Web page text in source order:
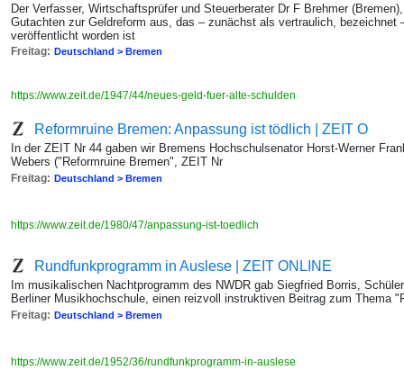
Der Verfasser, Wirtschaftsprüfer und Steuerberater Dr F Brehmer
Gutachten zur Geldreform aus, das – zunächst als vertraulich, bezeichnet
veröffentlicht worden ist
Freitag: Deutschland > Bremen
https://www.zeit.de/1947/44/neues-geld-fuer-alte-schulden
Reformruine Bremen: Anpassung ist tödlich | ZEIT O
In der ZEIT Nr 44 gaben wir Bremens Hochschulsenator Horst-Werner
Webers ("Reformruine Bremen", ZEIT Nr
Freitag: Deutschland > Bremen
https://www.zeit.de/1980/47/anpassung-ist-toedlich
Rundfunkprogramm in Auslese | ZEIT ONLINE
Im musikalischen Nachtprogramm des NWDR gab Siegfried Borris,
Berliner Musikhochschule, einen reizvoll instruktiven Beitrag zum Thema
Freitag: Deutschland > Bremen
https://www.zeit.de/1952/36/rundfunkprogramm-in-auslese